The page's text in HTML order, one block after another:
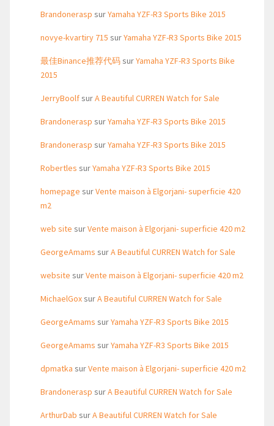
Brandonerasp surYamaha YZF-R3 Sports Bike 2015
novye-kvartiry 715 surYamaha YZF-R3 Sports Bike 2015
最佳Binance推荐代码surYamaha YZF-R3 Sports Bike
2015
JerryBoolfsurA Beautiful CURREN Watch for Sale
Brandonerasp surYamaha YZF-R3 Sports Bike 2015
Brandonerasp surYamaha YZF-R3 Sports Bike 2015
Robertles surYamaha YZF-R3 Sports Bike 2015
homepage surVente maison à Elgorjani- superficie 420
m2
web site surVente maison à Elgorjani- superficie 420 m2
GeorgeAmams surA Beautiful CURREN Watch for Sale
website surVente maison à Elgorjani- superficie 420 m2
MichaelGoxsurA Beautiful CURREN Watch for Sale
GeorgeAmams surYamaha YZF-R3 Sports Bike 2015
GeorgeAmams surYamaha YZF-R3 Sports Bike 2015
dpmatka surVente maison à Elgorjani- superficie 420 m2
Brandonerasp surA Beautiful CURREN Watch for Sale
ArthurDab surA Beautiful CURREN Watch for Sale